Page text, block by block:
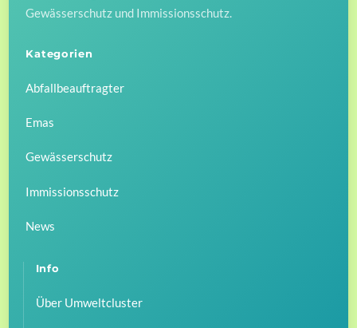
Gewässerschutz und Immissionsschutz.
Kategorien
Abfallbeauftragter
Emas
Gewässerschutz
Immissionsschutz
News
Info
Über Umweltcluster